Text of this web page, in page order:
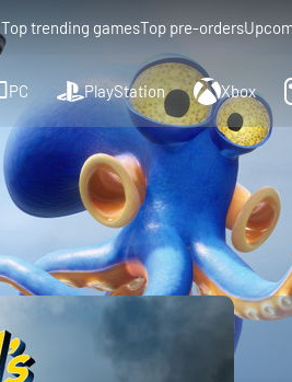
Top trending gamesTop pre-orders
PC PlayStation Xbox